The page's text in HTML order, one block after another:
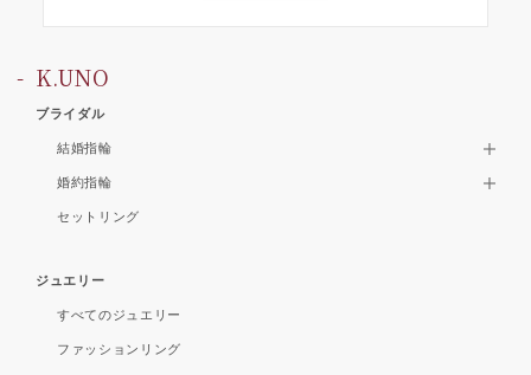
K.UNO
ブライダル
結婚指輪
婚約指輪
セットリング
ジュエリー
すべてのジュエリー
ファッションリング